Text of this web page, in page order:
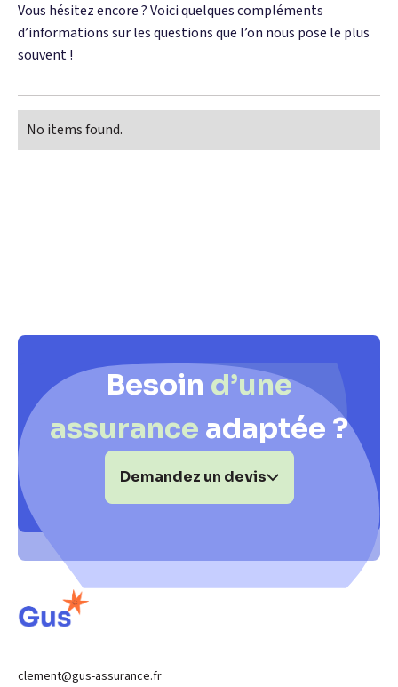
Vous hésitez encore ? Voici quelques compléments
d’informations sur les questions que l’on nous pose le plus
souvent !
No items found.
Besoin d’une
assurance adaptée ?
Demandez un devis
clement@gus-assurance.fr